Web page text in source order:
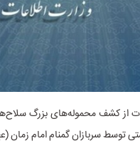
گمنام امام زمان (عج) در 4 استان